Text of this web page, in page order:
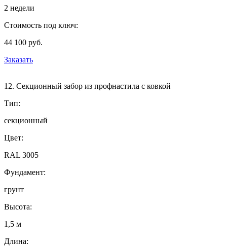
2 недели
Стоимость под ключ:
44 100 руб.
Заказать
12. Секционный забор из профнастила с ковкой
Тип:
секционный
Цвет:
RAL 3005
Фундамент:
грунт
Высота:
1,5 м
Длина: